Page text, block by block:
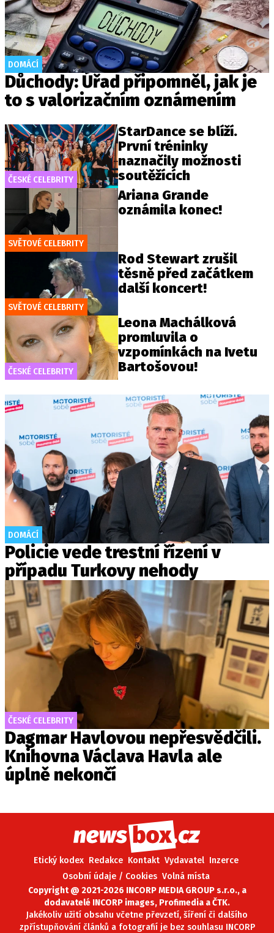
DOMÁCÍ
Důchody: Úřad připomněl, jak je
to s valorizačním oznámením
ČESKÉ CELEBRITY
StarDance se blíží.
První tréninky
naznačily možnosti
soutěžících
SVĚTOVÉ CELEBRITY
Ariana Grande
oznámila konec!
SVĚTOVÉ CELEBRITY
Rod Stewart zrušil
těsně před začátkem
další koncert!
ČESKÉ CELEBRITY
Leona Machálková
promluvila o
vzpomínkách na Ivetu
Bartošovou!
DOMÁCÍ
Policie vede trestní řízení v
případu Turkovy nehody
ČESKÉ CELEBRITY
Dagmar Havlovou nepřesvědčili.
Knihovna Václava Havla ale
úplně nekončí
Etický kodex Redakce Kontakt Vydavatel Inzerce
Osobní údaje / Cookies Volná místa
Copyright @ 2021-2026 INCORP MEDIA GROUP s.r.o., a
dodavatelé INCORP images, Profimedia a ČTK.
Jakékoliv užití obsahu včetne převzetí, šíření či dalšího
zpřístupňování článků a fotografií je bez souhlasu INCORP